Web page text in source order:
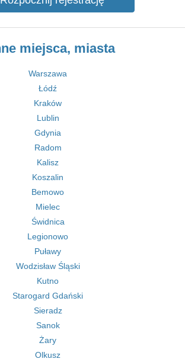
miejsca, miasta
Warszawa
Łódź
Kraków
Lublin
Gdynia
Radom
Kalisz
Koszalin
Bemowo
Mielec
Świdnica
Legionowo
Puławy
Wodzisław Śląski
Kutno
Starogard Gdański
Sieradz
Sanok
Żary
Olkusz